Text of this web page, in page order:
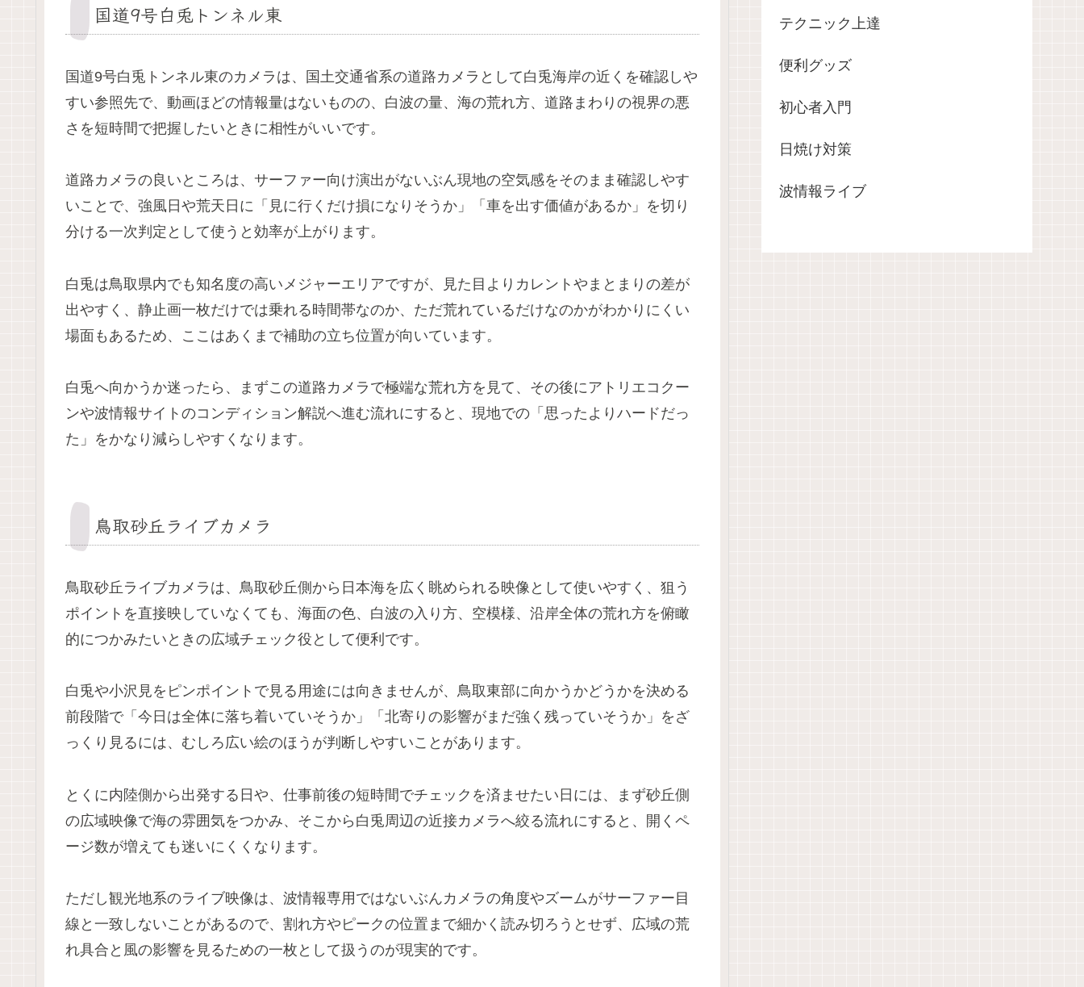
国道9号白兎トンネル東
国道9号白兎トンネル東のカメラは、国土交通省系の道路カメラとして白兎海岸の近くを確認しや
すい参照先で、動画ほどの情報量はないものの、白波の量、海の荒れ方、道路まわりの視界の悪
さを短時間で把握したいときに相性がいいです。
道路カメラの良いところは、サーファー向け演出がないぶん現地の空気感をそのまま確認しやす
いことで、強風日や荒天日に「見に行くだけ損になりそうか」「車を出す価値があるか」を切り
分ける一次判定として使うと効率が上がります。
白兎は鳥取県内でも知名度の高いメジャーエリアですが、見た目よりカレントやまとまりの差が
出やすく、静止画一枚だけでは乗れる時間帯なのか、ただ荒れているだけなのかがわかりにくい
場面もあるため、ここはあくまで補助の立ち位置が向いています。
白兎へ向かうか迷ったら、まずこの道路カメラで極端な荒れ方を見て、その後にアトリエコクー
ンや波情報サイトのコンディション解説へ進む流れにすると、現地での「思ったよりハードだっ
た」をかなり減らしやすくなります。
鳥取砂丘ライブカメラ
鳥取砂丘ライブカメラは、鳥取砂丘側から日本海を広く眺められる映像として使いやすく、狙う
ポイントを直接映していなくても、海面の色、白波の入り方、空模様、沿岸全体の荒れ方を俯瞰
的につかみたいときの広域チェック役として便利です。
白兎や小沢見をピンポイントで見る用途には向きませんが、鳥取東部に向かうかどうかを決める
前段階で「今日は全体に落ち着いていそうか」「北寄りの影響がまだ強く残っていそうか」をざ
っくり見るには、むしろ広い絵のほうが判断しやすいことがあります。
とくに内陸側から出発する日や、仕事前後の短時間でチェックを済ませたい日には、まず砂丘側
の広域映像で海の雰囲気をつかみ、そこから白兎周辺の近接カメラへ絞る流れにすると、開くペ
ージ数が増えても迷いにくくなります。
ただし観光地系のライブ映像は、波情報専用ではないぶんカメラの角度やズームがサーファー目
線と一致しないことがあるので、割れ方やピークの位置まで細かく読み切ろうとせず、広域の荒
れ具合と風の影響を見るための一枚として扱うのが現実的です。
テクニック上達
便利グッズ
初心者入門
日焼け対策
波情報ライブ